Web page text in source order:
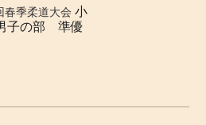
春季柔道大会 小
子の部 準優